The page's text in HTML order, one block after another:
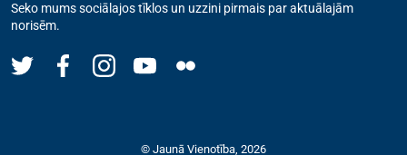
Seko mums sociālajos tīklos un uzzini pirmais par aktuālajām
norisēm.
© Jaunā Vienotība, 2026